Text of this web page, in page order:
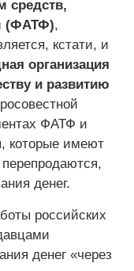
средств,
(ФАТФ),
кстати, и
организация
и развитию
ФАТФ и
которые имеют
денег.
российских
денег «через